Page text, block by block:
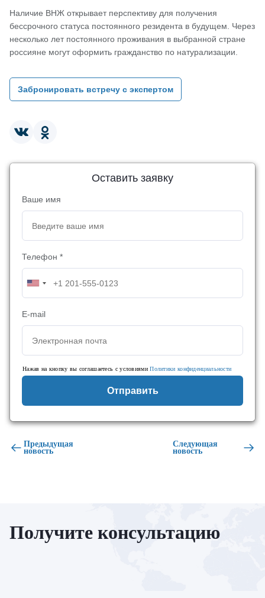
Наличие ВНЖ открывает перспективу для получения
бессрочного статуса постоянного резидента в будущем. Через
несколько лет постоянного проживания в выбранной стране
россияне могут оформить гражданство по натурализации.
Забронировать встречу с экспертом
Оставить заявку
Ваше имя
Телефон *
E-mail
Нажав на кнопку вы соглашаетесь с условиямиПолитики конфиденциальности
Отправить
Предыдущая
новость
Следующая
новость
Получите консультацию